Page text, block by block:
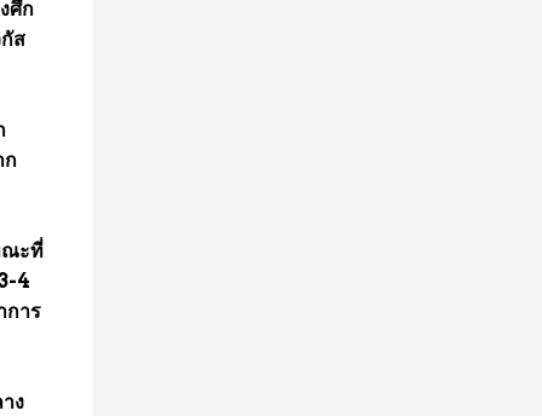
ศึก
ส
ก
ณะที่
4
การ
ง